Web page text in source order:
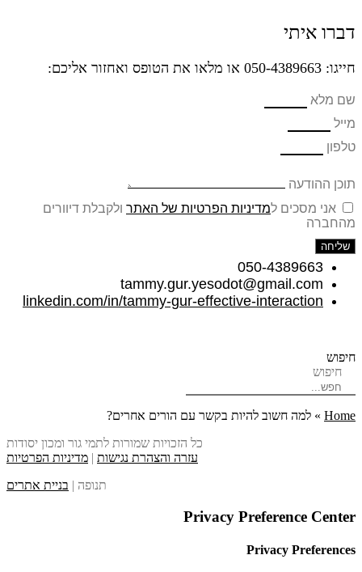
דברו איתי
חייגו: 050-4389663 או מלאו את הטופס ואחזור אליכם:
שם מלא
מייל
טלפון
תוכן ההודעה
אני מסכים למדיניות הפרטיות של האתרולקבלת דיוורים
מהחברה
שליחה
050-4389663
tammy.gur.yesodot@gmail.com
linkedin.com/in/tammy-gur-effective-interaction
חיפוש
חיפוש
Home
» למה חשוב להיות בקשר עם הורים אחרים?
כל הזכויות שמורות לתמי גור ומכון יסודות
עזרה והצהרת נגישות| מדיניות הפרטיות
תנופה |
בניית אתרים
Privacy Preference Center
Privacy Preferences